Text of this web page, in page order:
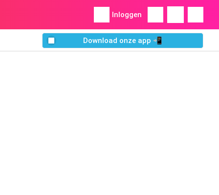
Inloggen
Download onze app 📲